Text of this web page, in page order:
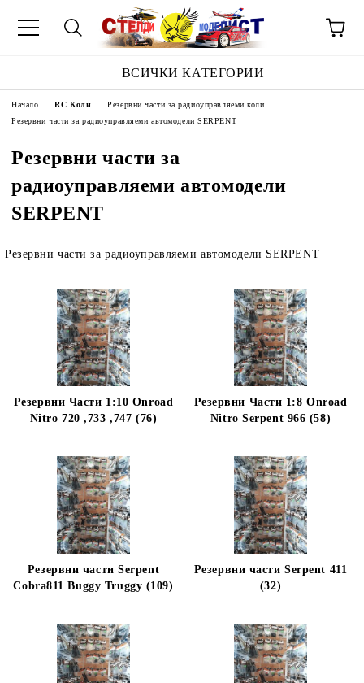
ВСИЧКИ КАТЕГОРИИ
Начало RC Коли
Резервни части за радиоуправляеми коли
Резервни части за радиоуправляеми автомодели SERPENT
Резервни части за
радиоуправляеми автомодели
SERPENT
Резервни части за радиоуправляеми автомодели SERPENT
Резервни Части 1:10 Onroad
Nitro 720 ,733 ,747 (76)
Резервни Части 1:8 Onroad
Nitro Serpent 966 (58)
Резервни части Serpent
Cobra811 Buggy Truggy (109)
Резервни части Serpent 411
(32)